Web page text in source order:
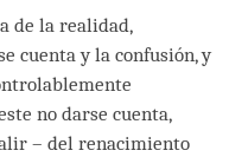
de la realidad,
cuenta y la confusión, y
no darse cuenta,
– del renacimiento